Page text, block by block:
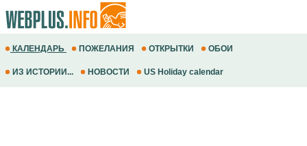
КАЛЕНДАРЬ ПОЖЕЛАНИЯ ОТКРЫТКИ ОБОИ
ИЗ ИСТОРИИ... НОВОСТИ US Holiday calendar